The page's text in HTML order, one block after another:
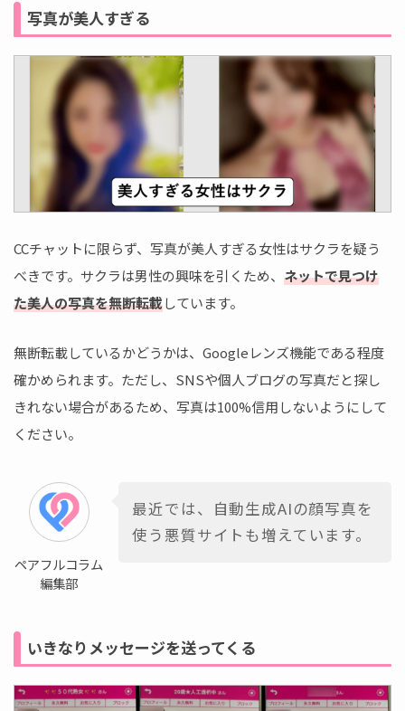
写真が美人すぎる
CCチャットに限らず、写真が美人すぎる女性はサクラを疑う
べきです。サクラは男性の興味を引くため、 ネットで見つけ
た美人の写真を無断転載しています。
無断転載しているかどうかは、Googleレンズ機能である程度
確かめられます。ただし、SNSや個人ブログの写真だと探し
きれない場合があるため、写真は100%信用しないようにして
ください。
ペアフルコラム
編集部
最近では、自動生成AIの顔写真を
使う悪質サイトも増えています。
いきなりメッセージを送ってくる